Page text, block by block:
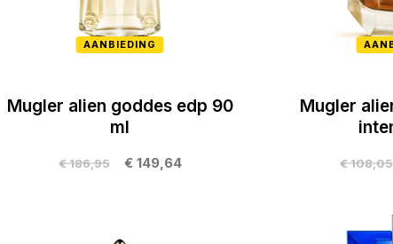
AANBIEDING
Mugler alien goddes edp 90
ml
€ 149,64
€ 186,95
Mugler
€ 108,05